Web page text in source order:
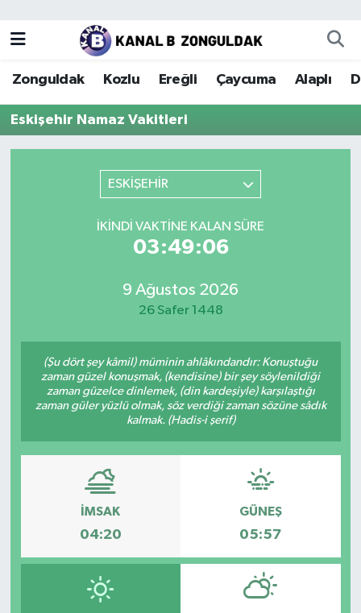
Zonguldak Kozlu Ereğli Çaycuma Alaplı
Eskişehir Namaz Vakitleri
ESKİŞEHİR
İKINDI VAKTINE KALAN SÜRE
03:49:06
9 Ağustos 2026
26 Safer 1448
(Şu dört şey kâmil) müminin ahlâkındandır: Konuştuğu
zaman güzel konuşmak, (kendisine) bir şey söylenildiği
zaman güzelce dinlemek, (din kardeşiyle) karşılaştığı
zaman güler yüzlü olmak, söz verdiği zaman sözüne sâdık
kalmak. (Hadis-i şerif)
İMSAK
04:20
GÜNEŞ
05:57
Zonguldak
Kozlu
Karabük
Zonguldak Nöbetçi Eczaneler
Zonguldak Hava Durumu
Puan Durumu ve Fikstür
Tüm Manşetler